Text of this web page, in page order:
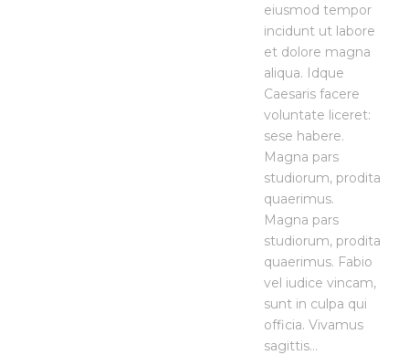
eiusmod tempor
incidunt ut labore
et dolore magna
aliqua. Idque
Caesaris facere
voluntate liceret:
sese habere.
Magna pars
studiorum, prodita
quaerimus.
Magna pars
studiorum, prodita
quaerimus. Fabio
vel iudice vincam,
sunt in culpa qui
officia. Vivamus
sagittis...